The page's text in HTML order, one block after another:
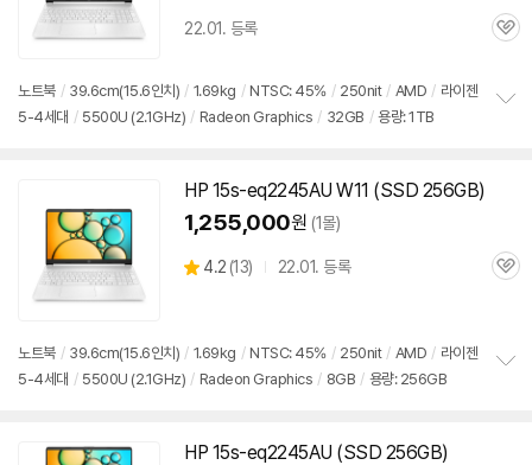
22.01. 등록
관
노트북 / 39.6cm(15.6인치) / 1.69kg / NTSC: 45% / 250nit / AMD / 라이젠
5-4세대 / 5500U (2.1GHz) / Radeon Graphics / 32GB / 용량: 1TB
HP 15s-eq2245AU W11 (SSD 256GB)
1,255,000원 (1몰)
별
4.2 (상
뷰
13) 22.01. 등록
관
노트북 / 39.6cm(15.6인치) / 1.69kg / NTSC: 45% / 250nit / AMD / 라이젠
5-4세대 / 5500U (2.1GHz) / Radeon Graphics / 8GB / 용량: 256GB
HP 15s-eq2245AU (SSD 256GB)